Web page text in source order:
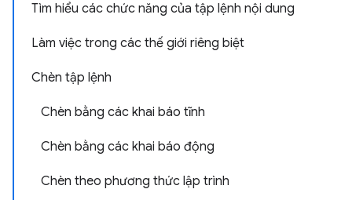
Tìm hiểu các chức năng của tập lệnh nội dung
Làm việc trong các thế giới riêng biệt
Chèn tập lệnh
Chèn bằng các khai báo tĩnh
Chèn bằng các khai báo động
Chèn theo phương thức lập trình